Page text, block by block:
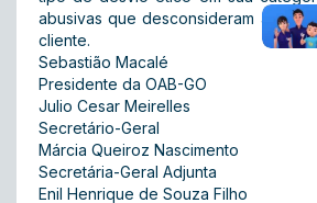
abusivas que desconsideram a
cliente.
Sebastião Macalé
Presidente da OAB-GO
Julio Cesar Meirelles
Secretário-Geral
Márcia Queiroz Nascimento
Secretária-Geral Adjunta
Enil Henrique de Souza Filho